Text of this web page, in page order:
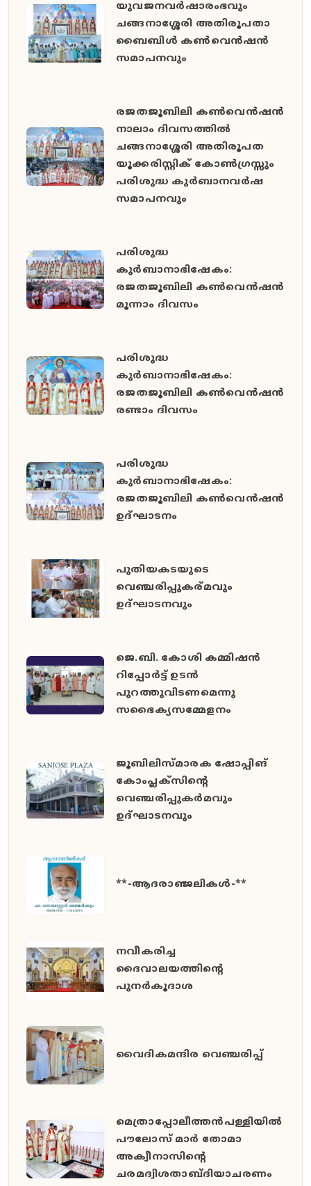
യുവജനവർഷാരംഭവും
ചങ്ങനാശ്ശേരി അതിരൂപതാ
ബൈബിൾ കൺവെൻഷൻ
സമാപനവും
രജതജൂബിലി കൺവെൻഷൻ
നാലാം ദിവസത്തിൽ
ചങ്ങനാശ്ശേരി അതിരൂപത
യൂക്കരിസ്റ്റിക് കോൺഗ്രസ്സും
പരിശുദ്ധ കുർബാനവർഷ
സമാപനവും
പരിശുദ്ധ
കുർബാനാഭിഷേകം:
രജതജൂബിലി കൺവെൻഷൻ
മൂന്നാം ദിവസം
പരിശുദ്ധ
കുർബാനാഭിഷേകം:
രജതജൂബിലി കൺവെൻഷൻ
രണ്ടാം ദിവസം
പരിശുദ്ധ
കുർബാനാഭിഷേകം:
രജതജൂബിലി കൺവെൻഷൻ
ഉദ്ഘാടനം
പുതിയകടയുടെ
വെഞ്ചരിപ്പുകര്മവും
ഉദ്‌ഘാടനവും
ജെ.ബി. കോശി കമ്മിഷൻ
റിപ്പോർട്ട് ഉടൻ
പുറത്തുവിടണമെന്നു
സഭൈക്യസമ്മേളനം
ജൂബിലിസ്മാരക ഷോപ്പിങ്
കോംപ്ലക്സിന്റെ
വെഞ്ചരിപ്പുകർമവും
ഉദ്ഘാടനവും
**-ആദരാഞ്ജലികൾ-**
നവീകരിച്ച
ദൈവാലയത്തിന്റെ
പുനർകൂദാശ
വൈദികമന്ദിര വെഞ്ചരിപ്പ്
മെത്രാപ്പോലീത്തൻപള്ളിയിൽ
പൗലോസ് മാർ തോമാ
അക്വീനാസിന്റെ
ചരമദ്വിശതാബ്ദിയാചരണം